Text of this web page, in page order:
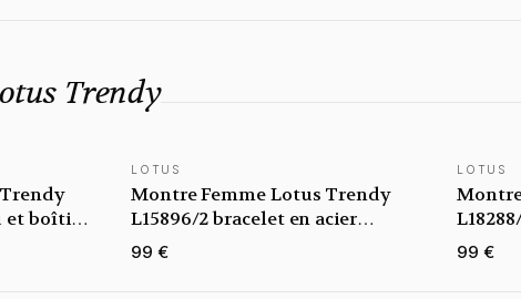
Trendy
et boîtier
LOTUS
Montre Femme Lotus Trendy
L15896/2 bracelet en acier
bicolore
99 €
LOTUS
99 €